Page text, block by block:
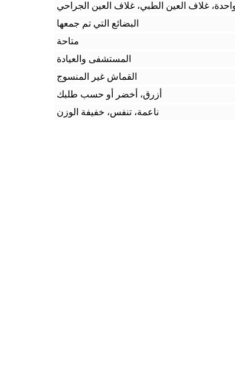
غلاف العين الطبي، غلاف العين الجراحي
البضائع التي تم جمعها
متاحة
المستشفى والعيادة
القماش غير المنسوج
أزرق، أخضر أو حسب طلبك
ناعمة، تنفس، خفيفة الوزن